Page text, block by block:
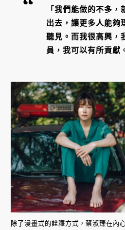
「我們能做的不多，
出去，讓更多人能夠
聽見。而我很高興，
員，我可以有所貢獻
除了漫畫式的詮釋方式，蔡淑臻在內